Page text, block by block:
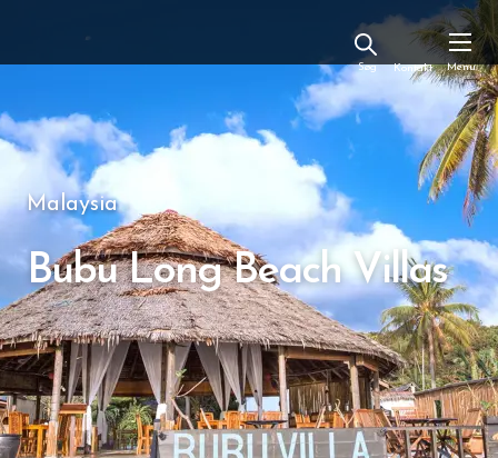
Kontakt
Malaysia
Bubu Long Beach Villas